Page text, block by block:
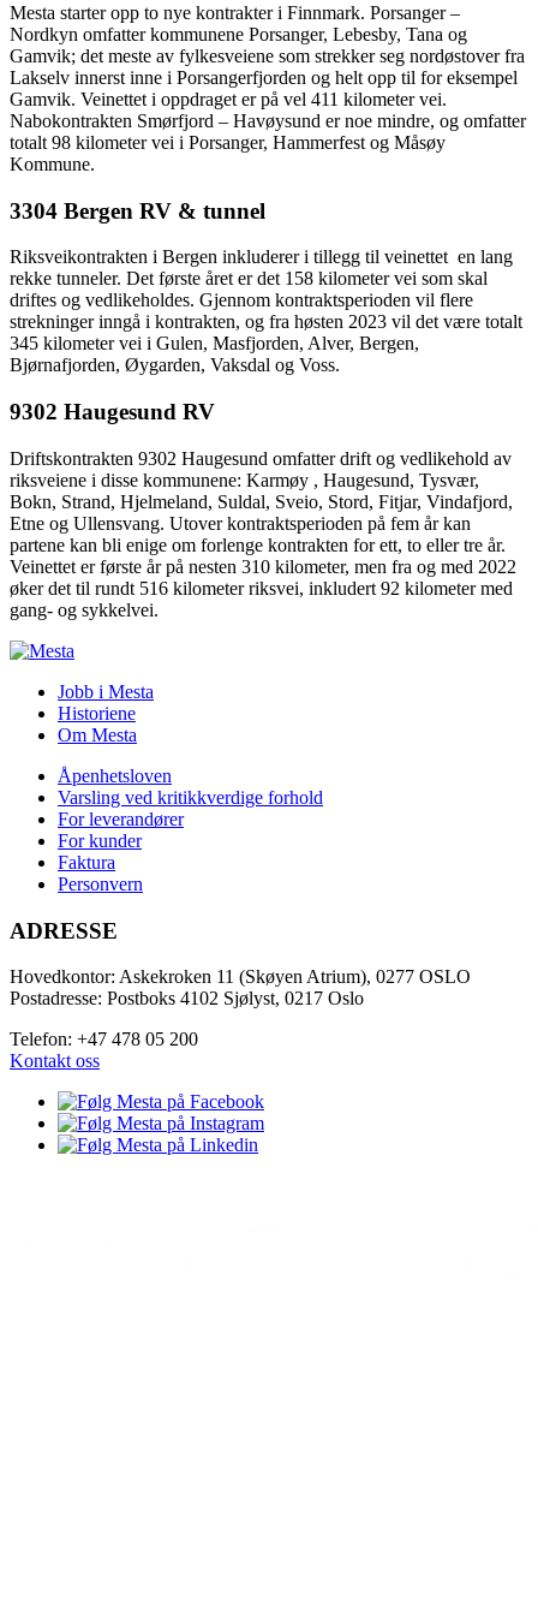
Mesta starter opp to nye kontrakter i Finnmark. Porsanger –
Nordkyn omfatter kommunene Porsanger, Lebesby, Tana og
Gamvik; det meste av fylkesveiene som strekker seg nordøstover fra
Lakselv innerst inne i Porsangerfjorden og helt opp til for eksempel
Gamvik. Veinettet i oppdraget er på vel 411 kilometer vei.
Nabokontrakten Smørfjord – Havøysund er noe mindre, og omfatter
totalt 98 kilometer vei i Porsanger, Hammerfest og Måsøy
Kommune.
3304 Bergen RV & tunnel
Riksveikontrakten i Bergen inkluderer i tillegg til veinettet en lang
rekke tunneler. Det første året er det 158 kilometer vei som skal
driftes og vedlikeholdes. Gjennom kontraktsperioden vil flere
strekninger inngå i kontrakten, og fra høsten 2023 vil det være totalt
345 kilometer vei i Gulen, Masfjorden, Alver, Bergen,
Bjørnafjorden, Øygarden, Vaksdal og Voss.
9302 Haugesund RV
Driftskontrakten 9302 Haugesund omfatter drift og vedlikehold av
riksveiene i disse kommunene: Karmøy , Haugesund, Tysvær,
Bokn, Strand, Hjelmeland, Suldal, Sveio, Stord, Fitjar, Vindafjord,
Etne og Ullensvang. Utover kontraktsperioden på fem år kan
partene kan bli enige om forlenge kontrakten for ett, to eller tre år.
Veinettet er første år på nesten 310 kilometer, men fra og med 2022
øker det til rundt 516 kilometer riksvei, inkludert 92 kilometer med
gang- og sykkelvei.
Jobb i Mesta
Historiene
Om Mesta
Åpenhetsloven
Varsling ved kritikkverdige forhold
For leverandører
For kunder
Faktura
Personvern
ADRESSE
Hovedkontor: Askekroken 11 (Skøyen Atrium), 0277 OSLO
Postadresse: Postboks 4102 Sjølyst, 0217 Oslo
Telefon: +47 478 05 200
Kontakt oss